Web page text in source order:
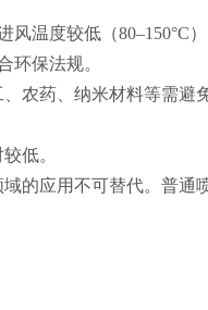
风温度较低（80–150°C
环保法规。
农药、纳米材料等需避
低。
的应用不可替代。普通